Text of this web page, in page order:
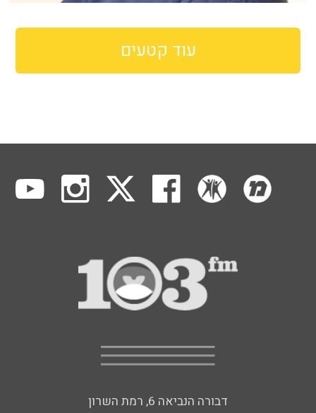
עוד קטעים
דבורה הנביאה 6, רמת השרון